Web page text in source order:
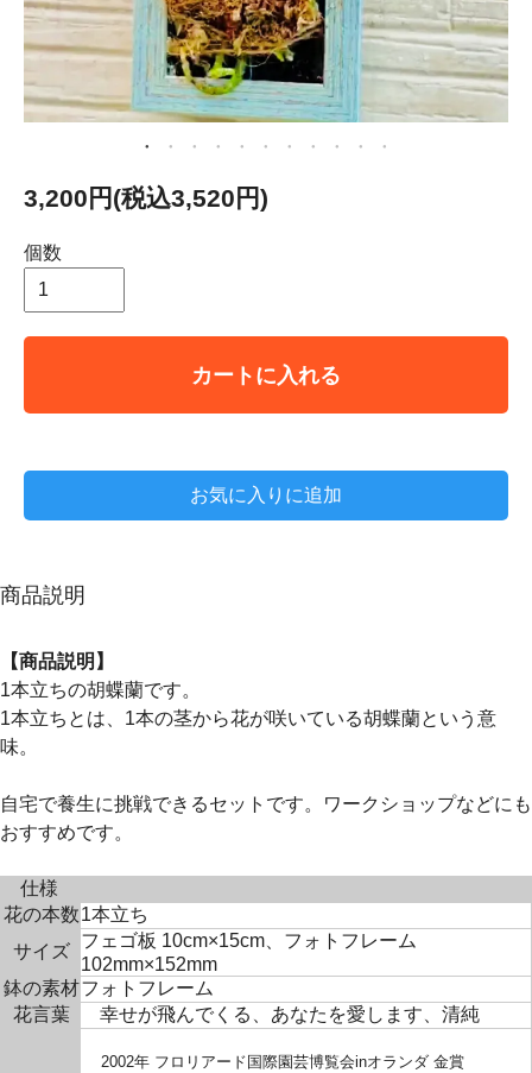
3,200円(税込3,520円)
個数
カートに入れる
お気に入りに追加
商品説明
【商品説明】
1本立ちの胡蝶蘭です。
1本立ちとは、1本の茎から花が咲いている胡蝶蘭という意
味。
自宅で養生に挑戦できるセットです。ワークショップなどにも
おすすめです。
仕様
花の本数1本立ち
サイズ
フェゴ板 10cm×15cm、フォトフレーム
102mm×152mm
鉢の素材フォトフレーム
花言葉
幸せが飛んでくる、あなたを愛します、清純
2002年 フロリアード国際園芸博覧会inオランダ 金賞